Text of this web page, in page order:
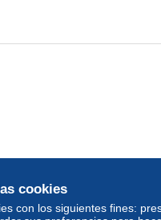
me ajouter en tant que
de/shop/retro62
me as a favorite.
an automatic e-mail
de/shop/retro62
cookies
con los siguientes fines: